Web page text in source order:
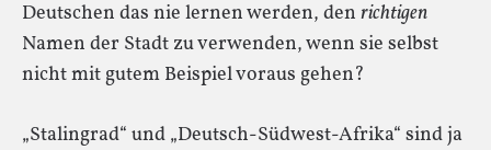
Deutschen das nie lernen werden, den richtigen
Namen der Stadt zu verwenden, wenn sie selbst
nicht mit gutem Beispiel voraus gehen?
„Stalingrad“ und „Deutsch-Südwest-Afrika“ sind ja